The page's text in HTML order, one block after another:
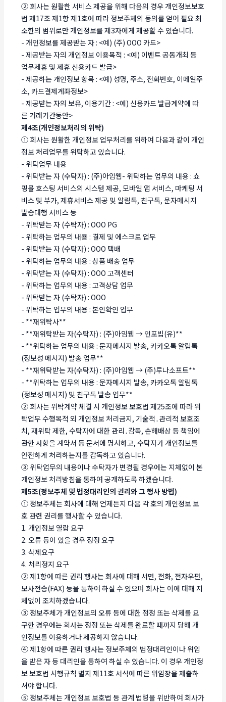
② 회사는 원활한 서비스 제공을 위해 다음의 경우 개인정보보호
법 제17조 제1항 제1호에 따라 정보주체의 동의를 얻어 필요 최
소한의 범위로만 개인정보를 제3자에게 제공할 수 있습니다.
- 개인정보를 제공받는 자 : <예) (주) OOO 카드>
- 제공받는 자의 개인정보 이용목적 : <예) 이벤트 공동개최 등
업무제휴 및 제휴 신용카드 발급>
- 제공하는 개인정보 항목 : <예) 성명, 주소, 전화번호, 이메일주
소, 카드결제계좌정보>
- 제공받는 자의 보유, 이용기간 : <예) 신용카드 발급계약에 따
른 거래기간동안>
제4조(개인정보처리의 위탁)
① 회사는 원활한 개인정보 업무처리를 위하여 다음과 같이 개인
정보 처리업무를 위탁하고 있습니다.
- 위탁업무 내용
- 위탁받는 자 (수탁자) : (주)아임웹- 위탁하는 업무의 내용 : 쇼
핑몰 호스팅 서비스의 시스템 제공, 모바일 앱 서비스, 마케팅 서
비스 및 부가, 제휴서비스 제공 및 알림톡, 친구톡, 문자메시지
발송대행 서비스 등
- 위탁받는 자 (수탁자) : OOO PG
- 위탁하는 업무의 내용 : 결제 및 에스크로 업무
- 위탁받는 자 (수탁자) : OOO 택배
- 위탁하는 업무의 내용 : 상품 배송 업무
- 위탁받는 자 (수탁자) : OOO 고객센터
- 위탁하는 업무의 내용 : 고객상담 업무
- 위탁받는 자 (수탁자) : OOO
- 위탁하는 업무의 내용 : 본인확인 업무
- **재위탁사**
- **재위탁받는 자(수탁자) : (주)아임웹 → 인포빕(유)**
- **위탁하는 업무의 내용 : 문자메시지 발송, 카카오톡 알림톡
(정보성 메시지) 발송 업무**
- **재위탁받는 자(수탁자) : (주)아임웹 → (주)루나소프트**
- **위탁하는 업무의 내용 : 문자메시지 발송, 카카오톡 알림톡
(정보성 메시지) 및 친구톡 발송 업무**
② 회사는 위탁계약 체결 시 개인정보 보호법 제25조에 따라 위
탁업무 수행목적 외 개인정보 처리금지, 기술적․관리적 보호조
치, 재위탁 제한, 수탁자에 대한 관리․감독, 손해배상 등 책임에
관한 사항을 계약서 등 문서에 명시하고, 수탁자가 개인정보를
안전하게 처리하는지를 감독하고 있습니다.
③ 위탁업무의 내용이나 수탁자가 변경될 경우에는 지체없이 본
개인정보 처리방침을 통하여 공개하도록 하겠습니다.
제5조(정보주체 및 법정대리인의 권리와 그 행사 방법)
① 정보주체는 회사에 대해 언제든지 다음 각 호의 개인정보 보
호 관련 권리를 행사할 수 있습니다.
1. 개인정보 열람 요구
2. 오류 등이 있을 경우 정정 요구
3. 삭제요구
4. 처리정지 요구
② 제1항에 따른 권리 행사는 회사에 대해 서면, 전화, 전자우편,
모사전송(FAX) 등을 통하여 하실 수 있으며 회사는 이에 대해 지
체없이 조치하겠습니다.
③ 정보주체가 개인정보의 오류 등에 대한 정정 또는 삭제를 요
구한 경우에는 회사는 정정 또는 삭제를 완료할 때까지 당해 개
인정보를 이용하거나 제공하지 않습니다.
④ 제1항에 따른 권리 행사는 정보주체의 법정대리인이나 위임
을 받은 자 등 대리인을 통하여 하실 수 있습니다. 이 경우 개인정
보 보호법 시행규칙 별지 제11호 서식에 따른 위임장을 제출하
셔야 합니다.
⑤ 정보주체는 개인정보 보호법 등 관계 법령을 위반하여 회사가